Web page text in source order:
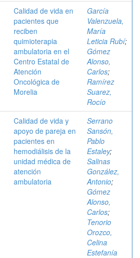
Calidad de vida en
pacientes que
reciben
quimioterapia
ambulatoria en el
Centro Estatal de
Atención
Oncológica de
Morelia
García
Valenzuela,
María
Leticia Rubí;
Gómez
Alonso,
Carlos;
Ramírez
Suarez,
Rocío
Calidad de vida y
apoyo de pareja en
pacientes en
hemodiálisis de la
unidad médica de
atención
ambulatoria
Serrano
Sansón,
Pablo
Estaley;
Salinas
González,
Antonio;
Gómez
Alonso,
Carlos;
Tenorio
Orozco,
Celina
Estefanía